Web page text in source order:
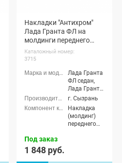
Накладки "Антихром"
Лада Гранта ФЛ на
молдинги переднего
бампера (черный
матовый)
Каталожный номер:
3715
Лада Гранта
ФЛ седан,
Лада Гранта
ФЛ хэтчбек,
Лада Гранта
ФЛ
универсал,
Лада Гранта
г. Сызрань
Накладка
(молдинг)
переднего
Под заказ
1 848 руб.